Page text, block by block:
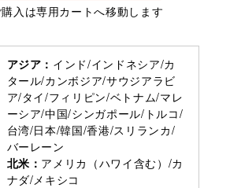
入は専用カートへ移動します
アジア： インド/インドネシア/カ
タール/カンボジア/サウジアラビ
ア/タイ/フィリピン/ベトナム/マレ
ーシア/中国/シンガポール/トルコ/
台湾/日本/韓国/香港/スリランカ/
バーレーン
北米： アメリカ（ハワイ含む）/カ
ナダ/メキシコ